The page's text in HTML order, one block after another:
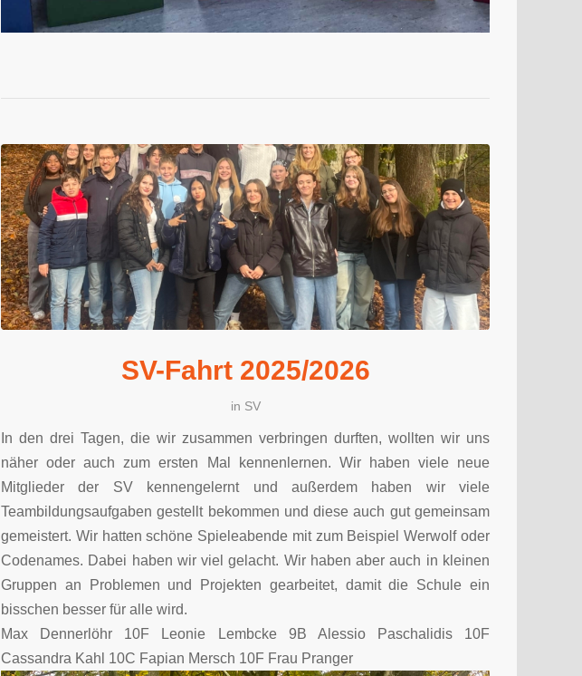
SV-Fahrt 2025/2026
in SV
In den drei Tagen, die wir zusammen verbringen durften, wollten wir uns
näher oder auch zum ersten Mal kennenlernen. Wir haben viele neue
Mitglieder der SV kennengelernt und außerdem haben wir viele
Teambildungsaufgaben gestellt bekommen und diese auch gut gemeinsam
gemeistert. Wir hatten schöne Spieleabende mit zum Beispiel Werwolf oder
Codenames. Dabei haben wir viel gelacht. Wir haben aber auch in kleinen
Gruppen an Problemen und Projekten gearbeitet, damit die Schule ein
bisschen besser für alle wird.
Max Dennerlöhr 10F Leonie Lembcke 9B Alessio Paschalidis 10F
Cassandra Kahl 10C Fapian Mersch 10F Frau Pranger